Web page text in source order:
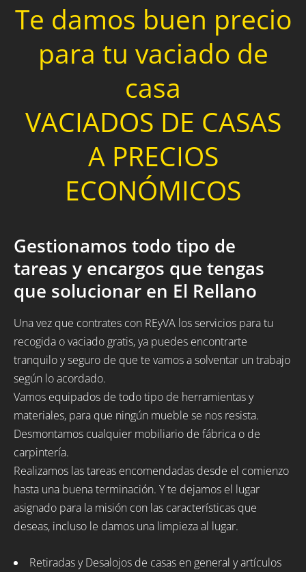
Te damos buen precio
para tu vaciado de
casa
VACIADOS DE CASAS
A PRECIOS
ECONÓMICOS
Gestionamos todo tipo de
tareas y encargos que tengas
que solucionar en El Rellano
Una vez que contrates con REyVA los servicios para tu
recogida o vaciado gratis, ya puedes encontrarte
tranquilo y seguro de que te vamos a solventar un trabajo
según lo acordado.
Vamos equipados de todo tipo de herramientas y
materiales, para que ningún mueble se nos resista.
Desmontamos cualquier mobiliario de fábrica o de
carpintería.
Realizamos las tareas encomendadas desde el comienzo
hasta una buena terminación. Y te dejamos el lugar
asignado para la misión con las características que
deseas, incluso le damos una limpieza al lugar.
Retiradas y Desalojos de casas en general y artículos